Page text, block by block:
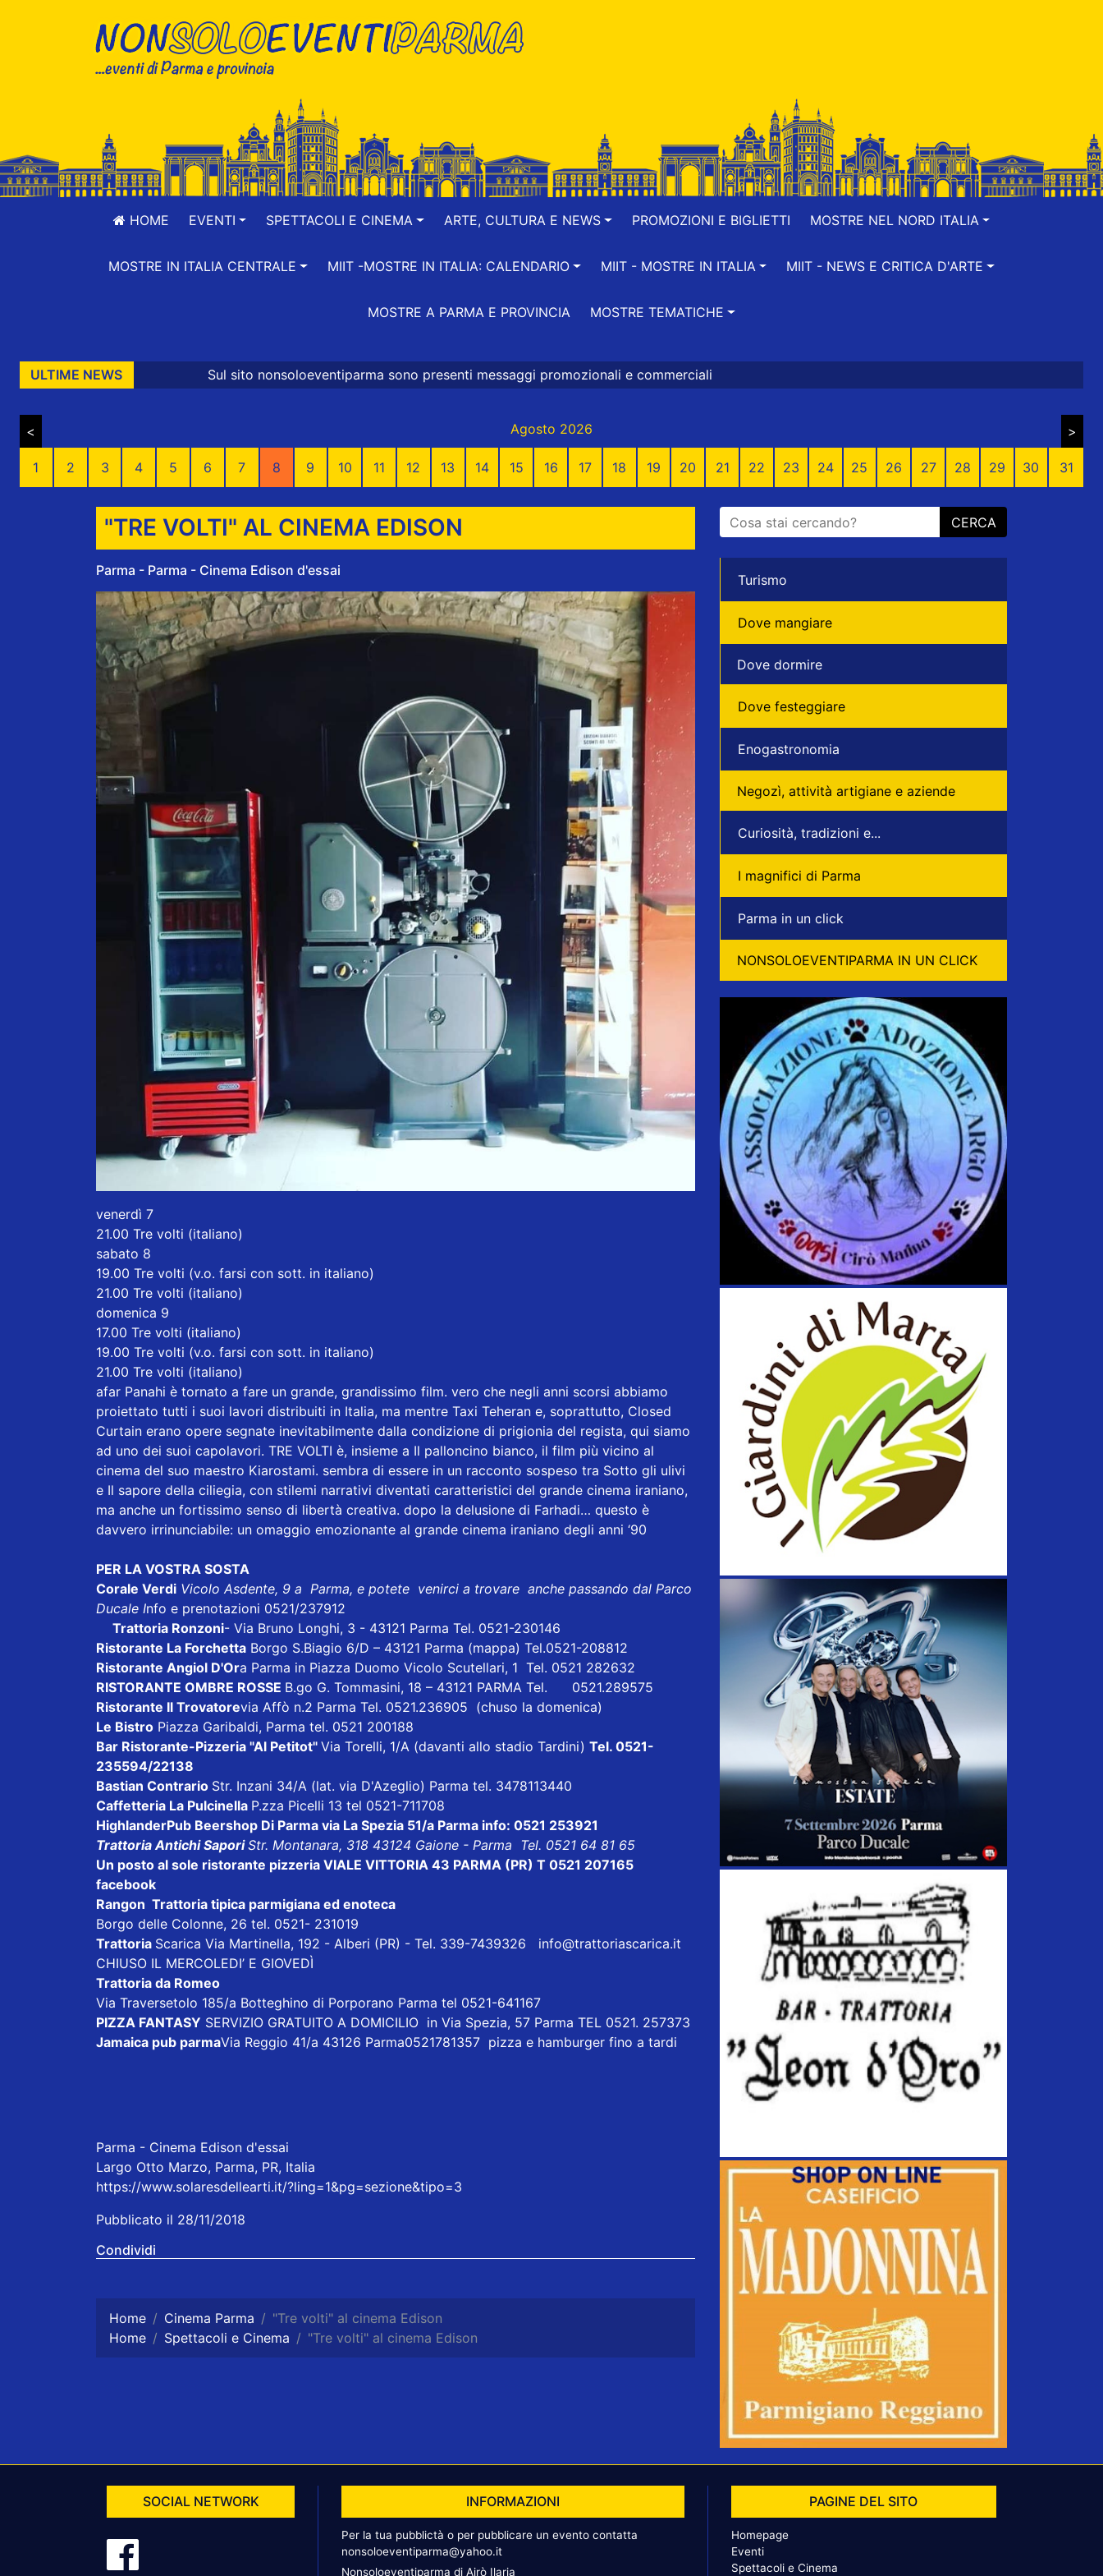
HOME EVENTI SPETTACOLI E CINEMA ARTE, CULTURA E NEWS PROMOZIONI E BIGLIETTI MOSTRE NEL NORD ITALIA
MOSTRE IN ITALIA CENTRALE MIIT -MOSTRE IN ITALIA: CALENDARIO MIIT - MOSTRE IN ITALIA MIIT - NEWS E CRITICA D'ARTE
MOSTRE A PARMA E PROVINCIA MOSTRE TEMATICHE
ULTIME NEWS
Sul sito nonsoloeventiparma sono presenti messaggi promozionali e commerciali
< Agosto 2026 >
1 2 3 4 5 6 7 8 9 10 11 12 13 14 15 16 17 18 19 20 21 22 23 24 25 26 27 28 29 30 31
"TRE VOLTI" AL CINEMA EDISON
Parma - Parma - Cinema Edison d'essai
venerdì 7
21.00 Tre volti (italiano)
sabato 8
19.00 Tre volti (v.o. farsi con sott. in italiano)
21.00 Tre volti (italiano)
domenica 9
17.00 Tre volti (italiano)
19.00 Tre volti (v.o. farsi con sott. in italiano)
21.00 Tre volti (italiano)
afar Panahi è tornato a fare un grande, grandissimo film. vero che negli anni scorsi abbiamo
proiettato tutti i suoi lavori distribuiti in Italia, ma mentre Taxi Teheran e, soprattutto, Closed
Curtain erano opere segnate inevitabilmente dalla condizione di prigionia del regista, qui siamo
ad uno dei suoi capolavori. TRE VOLTI è, insieme a Il palloncino bianco, il film più vicino al
cinema del suo maestro Kiarostami. sembra di essere in un racconto sospeso tra Sotto gli ulivi
e Il sapore della ciliegia, con stilemi narrativi diventati caratteristici del grande cinema iraniano,
ma anche un fortissimo senso di libertà creativa. dopo la delusione di Farhadi… questo è
davvero irrinunciabile: un omaggio emozionante al grande cinema iraniano degli anni ‘90
PER LA VOSTRA SOSTA
Corale Verdi Vicolo Asdente, 9 a Parma, e potete venirci a trovare anche passando dal Parco
Ducale Info e prenotazioni 0521/237912
Trattoria Ronzoni- Via Bruno Longhi, 3 - 43121 Parma Tel. 0521-230146
Ristorante La Forchetta Borgo S.Biagio 6/D – 43121 Parma (mappa) Tel.0521-208812
Ristorante Angiol D'Ora Parma in Piazza Duomo Vicolo Scutellari, 1 Tel. 0521 282632
RISTORANTE OMBRE ROSSE B.go G. Tommasini, 18 – 43121 PARMA Tel. 0521.289575
Ristorante Il Trovatorevia Affò n.2 Parma Tel. 0521.236905 (chuso la domenica)
Le Bistro Piazza Garibaldi, Parma tel. 0521 200188
Bar Ristorante-Pizzeria "Al Petitot" Via Torelli, 1/A (davanti allo stadio Tardini) Tel. 0521-
235594/22138
Bastian Contrario Str. Inzani 34/A (lat. via D'Azeglio) Parma tel. 3478113440
Caffetteria La Pulcinella P.zza Picelli 13 tel 0521-711708
HighlanderPub Beershop Di Parma via La Spezia 51/a Parma info: 0521 253921
Trattoria Antichi SaporiStr. Montanara, 318 43124 Gaione - Parma Tel. 0521 64 81 65
Un posto al sole ristorante pizzeria VIALE VITTORIA 43 PARMA (PR) T 0521 207165
facebook
Rangon Trattoria tipica parmigiana ed enoteca
Borgo delle Colonne, 26 tel. 0521- 231019
Trattoria Scarica Via Martinella, 192 - Alberi (PR) - Tel. 339-7439326 info@trattoriascarica.it
CHIUSO IL MERCOLEDI’ E GIOVEDÌ
Trattoria da Romeo
Via Traversetolo 185/a Botteghino di Porporano Parma tel 0521-641167
PIZZA FANTASY SERVIZIO GRATUITO A DOMICILIO in Via Spezia, 57 Parma TEL 0521. 257373
Jamaica pub parmaVia Reggio 41/a 43126 Parma0521781357 pizza e hamburger fino a tardi
Parma - Cinema Edison d'essai
Largo Otto Marzo, Parma, PR, Italia
https://www.solaresdellearti.it/?ling=1&pg=sezione&tipo=3
Pubblicato il 28/11/2018
Condividi
Home Cinema Parma
"Tre volti" al cinema Edison
Home
Spettacoli e Cinema "Tre volti" al cinema Edison
CERCA
Turismo
Dove mangiare
Dove dormire
Dove festeggiare
Enogastronomia
Negozì, attività artigiane e aziende
Curiosità, tradizioni e...
I magnifici di Parma
Parma in un click
NONSOLOEVENTIPARMA IN UN CLICK
SOCIAL NETWORK INFORMAZIONI
Per la tua pubblictà o per pubblicare un evento contatta
nonsoloeventiparma@yahoo.it
Nonsoloeventiparma di Airò Ilaria
PAGINE DEL SITO
Homepage
Eventi
Spettacoli e Cinema